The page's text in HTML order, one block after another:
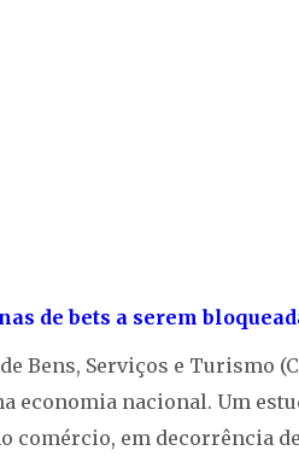
de bets a serem
Bens, Serviços e Turismo
economia nacional. Um
comércio, em decorrência